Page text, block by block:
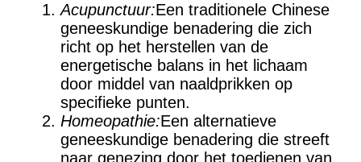
Acupunctuur:Een traditionele Chinese
geneeskundige benadering die zich
richt op het herstellen van de
energetische balans in het lichaam
door middel van naaldprikken op
specifieke punten.
Homeopathie:Een alternatieve
geneeskundige benadering die streeft
naar genezing door het toedienen van